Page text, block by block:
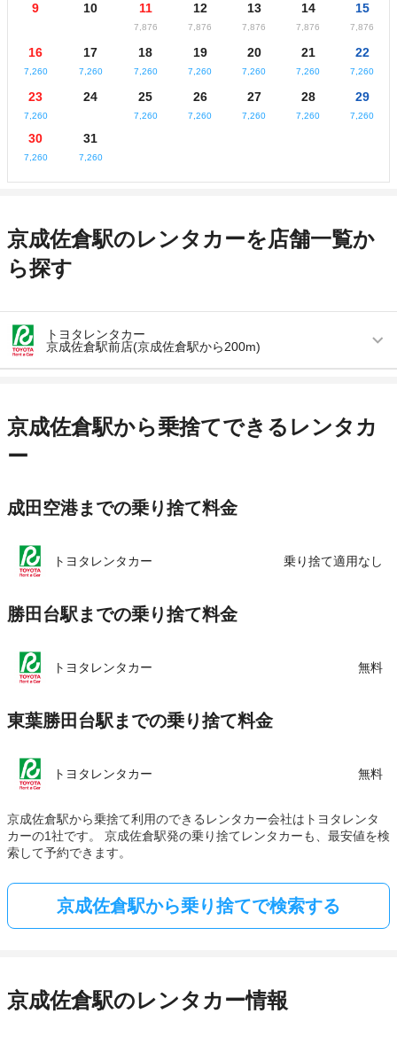
9 10 11
7,876
12
7,876
13
7,876
14
7,876
15
7,876
16
7,260
17
7,260
18
7,260
19
7,260
20
7,260
21
7,260
22
7,260
23
7,260
24 25
7,260
26
7,260
27
7,260
28
7,260
29
7,260
30
7,260
31
7,260
京成佐倉駅のレンタカーを店舗一覧か
ら探す
トヨタレンタカー
京成佐倉駅前店(京成佐倉駅から200m)
アクセス 京成佐倉駅より徒歩で約3分（送迎なし）
この店舗でレンタカーを探す
京成佐倉駅から乗捨てできるレンタカ
ー
成田空港までの乗り捨て料金
トヨタレンタカー 乗り捨て適用なし
勝田台駅までの乗り捨て料金
トヨタレンタカー 無料
東葉勝田台駅までの乗り捨て料金
トヨタレンタカー 無料
京成佐倉駅から乗捨て利用のできるレンタカー会社はトヨタレンタ
カーの1社です。 京成佐倉駅発の乗り捨てレンタカーも、最安値を検
索して予約できます。
京成佐倉駅から乗り捨てで検索する
京成佐倉駅のレンタカー情報